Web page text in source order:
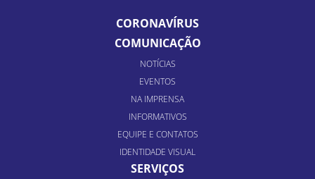
CORONAVÍRUS
COMUNICAÇÃO
NOTÍCIAS
EVENTOS
NA IMPRENSA
INFORMATIVOS
EQUIPE E CONTATOS
IDENTIDADE VISUAL
SERVIÇOS